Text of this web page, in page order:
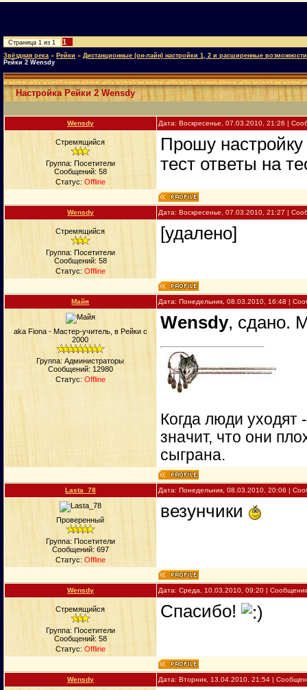
Страница 1 из 1 1
Звёздная река » Рейки » Дистанционные (он-лайн) настройки 1, 2 и расширенные
Рейки 2 Wensdy
Настройка Рейки 2 Wensdy
Wensdy Дата: Воскресенье, 07.03.2010, 21:26 |
Стремящийся
Группа: Посетители
Сообщений: 58
Статус: Offline
Прошу
тест ответы на
Wensdy Дата: Воскресенье, 07.03.2010, 21:27 |
Стремящийся
Группа: Посетители
Сообщений: 58
Статус: Offline
[удалено]
Майя Дата: Понедельник, 08.03.2010, 16:48 |
aka Fiona - Мастер-учитель, в Рейки с
2000
Группа: Администраторы
Сообщений: 12980
Статус: Offline
Wensdy, сдано.
Когда люди уходят
значит, что они
сыграна.
Lasta_78 Дата: Понедельник, 08.03.2010, 20:06 |
Проверенный
Группа: Посетители
Сообщений: 697
Статус: Offline
везунчики
Wensdy Дата: Среда, 10.03.2010, 09:20 |
Стремящийся
Группа: Посетители
Сообщений: 58
Статус: Offline
Спасибо!
Wensdy Дата: Вторник, 13.04.2010, 21:54 |